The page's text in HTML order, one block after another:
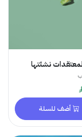
نشئتها
أضف للسلة